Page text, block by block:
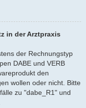
in der Arztpraxis
der Rechnungstyp
DABE und VERB
den
wollen oder nicht. Bitte
zu "dabe_R1" und